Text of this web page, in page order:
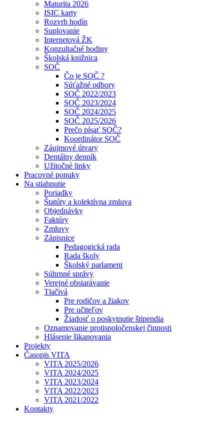
Maturita 2026
ISIC karty
Rozvrh hodín
Suplovanie
Internetová ŽK
Konzultačné hodiny
Školská knižnica
SOČ
Čo je SOČ ?
Súťažné odbory
SOČ 2022/2023
SOČ 2023/2024
SOČ 2024/2025
SOČ 2025/2026
Prečo písať SOČ?
Koordinátor SOČ
Záujmové útvary
Dentálny denník
Užitočné linky
Pracovné ponuky
Na stiahnutie
Poriadky
Štatúty a kolektívna zmluva
Objednávky
Faktúry
Zmluvy
Zápisnice
Pedagogická rada
Rada školy
Školský parlament
Súhrnné správy
Verejné obstarávanie
Tlačivá
Pre rodičov a žiakov
Pre učiteľov
Žiadosť o poskytnutie štipendia
Oznamovanie protispoločenskej činnosti
Hlásenie šikanovania
Projekty
Časopis VITA
VITA 2025/2026
VITA 2024/2025
VITA 2023/2024
VITA 2022/2023
VITA 2021/2022
Kontakty